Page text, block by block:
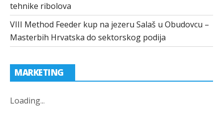
tehnike ribolova
VIII Method Feeder kup na jezeru Salaš u Obudovcu –
Masterbih Hrvatska do sektorskog podija
MARKETING
Loading...